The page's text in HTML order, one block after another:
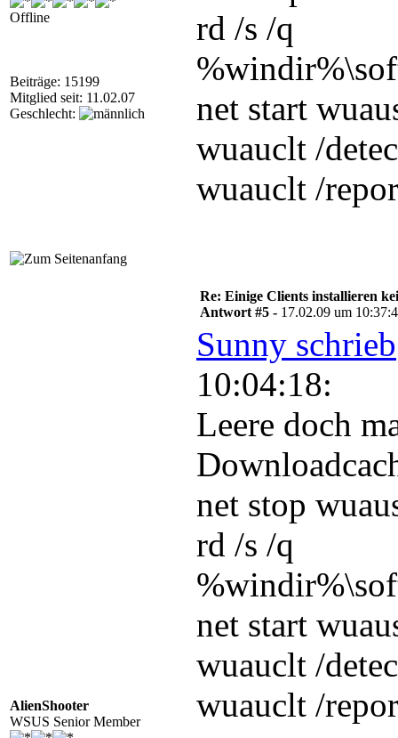
09:09:55:577	1764	9d0	Agent	  * Added update {AE8DAFF6-1ADC-4E55-A0C1-3E2E0B0C0058}.100 to search result
09:09:55:608	1764	9d0	Agent	**  END  **  Agent: Finding updates [CallerId = AutomaticUpdates]
09:09:55:608	1764	9d0	Agent	*************
09:09:55:624	1764	9d0	Report	REPORT EVENT: {49E7F6F2-6653-42E2-B805-553A78A19F96}	2009-02-17 09:09:55:577+0100	1	147	101	{00000000-0000-0000-0000-000000000000}	0	0	AutomaticUpdates	Success	Software Synchronization	Windows Update Client successfully detected 41 updates.
09:09:55:624	1764	f98	AU	>>##  RESUMED  ## AU: Search for updates [CallId = {B37F41EC-3823-4CDD-824B-7144A69B0A4B}]
09:18:13:327	 928	cf4	COMAPI	-- START --  COMAPI: Search [ClientId = <NULL>]
Offline
Beiträge: 15199
Mitglied seit: 11.02.07
Geschlecht:
rd /s /q
net start
wuauclt /
wuauclt /
AlienShooter
WSUS Senior Member
Re: Einige Clients installieren
Antwort #5 - 17.02.09 um
Sunny schrieb
10:04:18:
Leere doch
net stop
rd /s /q
net start
wuauclt /
wuauclt /